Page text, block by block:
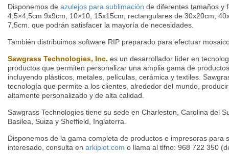
Disponemos de azulejos para sublimación de diferentes tamaños y
4,5×4,5cm 9x9cm, 10×10, 15x15cm, rectangulares de 30x20cm,
7,5cm. que podrán satisfacer la mayoría de necesidades.
También distribuimos software RIP preparado para efectuar
Sawgrass Technologies, Inc. es un desarrollador líder en
productos que permiten personalizar una amplia gama de
incluyendo plásticos, metales, películas, cerámica y textiles.
tecnología que permite a los clientes, alrededor del mundo,
altamente personalizado y de alta calidad.
Sawgrass Technologies tiene su sede en Charleston, Carolina del
Basilea, Suiza y Sheffield, Inglaterra.
Disponemos de la gama completa de productos e impresoras para
interesado, consulta en arkiplot.com o llama al tlfno: 968 722 350